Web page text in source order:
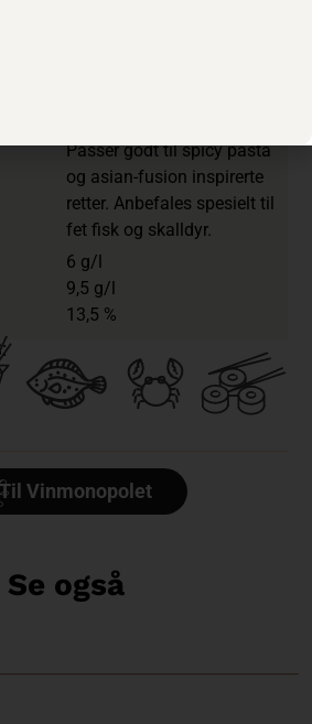
Passer godt til spicy pasta
og asian-fusion inspirerte
retter. Anbefales spesielt til
fet fisk og skalldyr.
6 g/l
9,5 g/l
13,5 %
Til Vinmonopolet
Se også